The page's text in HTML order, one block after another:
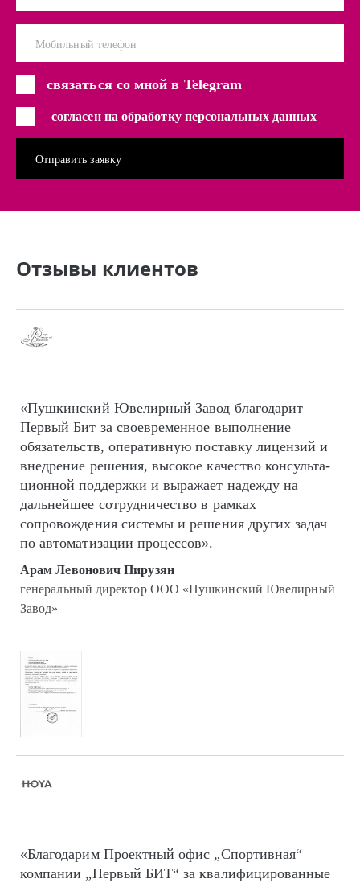
Мобильный телефон
связаться со мной в Telegram
согласен на обработку персональных данных
Отзывы клиентов
«Пушкинский Ювелирный Завод благодарит
Первый Бит за своевременное выполнение
обязательств, оперативную поставку лицензий и
внедрение решения, высокое качество кон­суль­та­
цион­ной поддержки и выражает надежду на
дальнейшее сотрудничество в рамках
сопровождения системы и решения других задач
по автоматизации процессов».
Арам Левонович Пирузян
генеральный директор ООО «Пушкинский Ювелирный
Завод»
«Благодарим Проектный офис „Спортивная“
компании „Первый БИТ“ за квалифицированные